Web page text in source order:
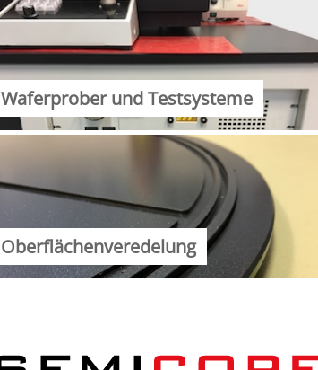
Waferprober und Testsysteme
Oberflächenveredelung